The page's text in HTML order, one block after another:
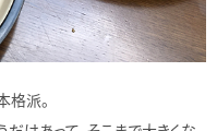
格派。